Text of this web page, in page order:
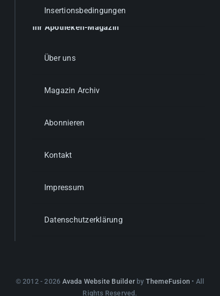
Insertionsbedingungen
Ihr Apotheken-Magazin
Über uns
Magazin Archiv
Abonnieren
Kontakt
Impressum
Datenschutzerklärung
© 2012 - 2026 Avada Website Builderby ThemeFusion • All
Rights Reserved.